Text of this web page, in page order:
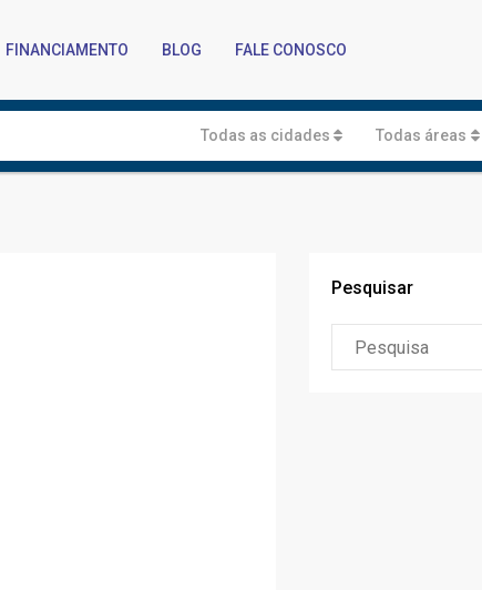
FINANCIAMENTO BLOG FALE CONOSCO
Todas as cidades Todas áreas
Pesquisar